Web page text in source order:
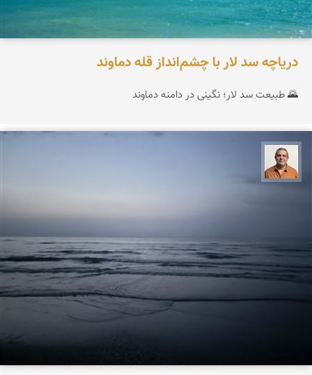
دریاچه سد لار با چشم‌انداز قله دماوند
🌄 طبیعت سد لار؛ نگینی در دامنه دماوند